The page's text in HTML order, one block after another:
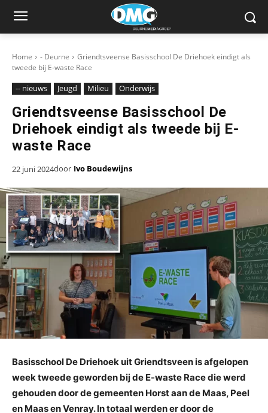
Home - Deurne
Griendtsveense Basisschool De Driehoek eindigt als
tweede bij E-waste Race
-- nieuws Jeugd Milieu Onderwijs
Griendtsveense Basisschool De
Driehoek eindigt als tweede bij E-
waste Race
22 juni 2024door Ivo Boudewijns
Basisschool De Driehoek uit Griendtsveen is afgelopen
week tweede geworden bij de E-waste Race die werd
gehouden door de gemeenten Horst aan de Maas, Peel
en Maas en Venray. In totaal werden er door de